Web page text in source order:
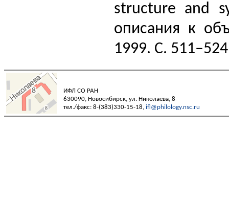
structure and
описания к
1999. С.
ИФЛ СО РАН
630090, Новосибирск, ул. Николаева, 8
тел./факс: 8-(383)330-15-18, ifl@philology.nsc.ru